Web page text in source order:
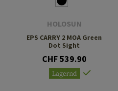
HOLOSUN
EPS CARRY 2 MOA Green
Dot Sight
CHF 539.90
Lagernd